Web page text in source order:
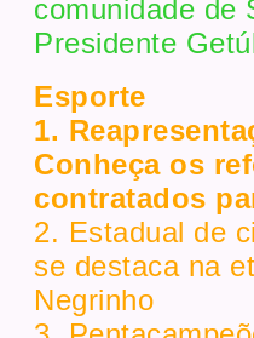
comunidade de
Presidente
Esporte
1.
Conheça os
contratados
2. Estadual de
se destaca na
Negrinho